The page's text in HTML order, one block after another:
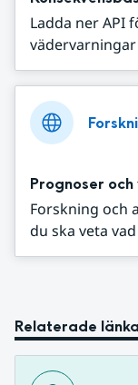
Ladda ner API
vädervarningar
Prognoser
Forskning och
du ska veta
Relaterade